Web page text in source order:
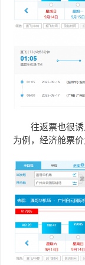
往返票也很
为例，经济舱票